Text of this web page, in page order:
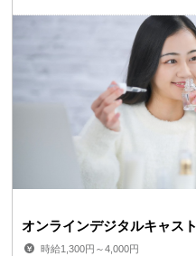
オンラインデジタルキャスト
時給1,300円～4,000円